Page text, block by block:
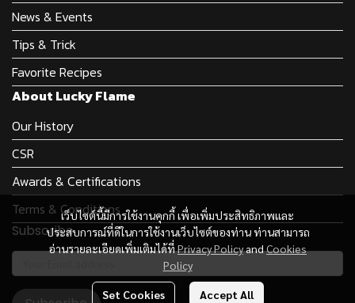
เว็บไซต์นี้มีการใช้งานคุกกี้ เพื่อเพิ่มประสิทธิภาพและ
ประสบการณ์ที่ดีในการใช้งานเว็บไซต์ของท่าน ท่านสามารถ
อ่านรายละเอียดเพิ่มเติมได้ที่Privacy PolicyandCookies
Policy
Set Cookies Accept All
News & Events
Tips & Trick
Favorite Recipes
About Lucky Flame
Our History
CSR
Awards & Certifications
Terms & Conditions
Subscribe